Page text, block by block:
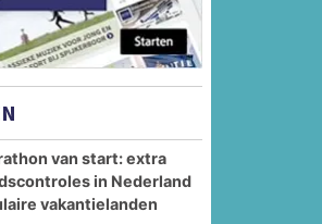
van start: extra
in Nederland
vakantielanden